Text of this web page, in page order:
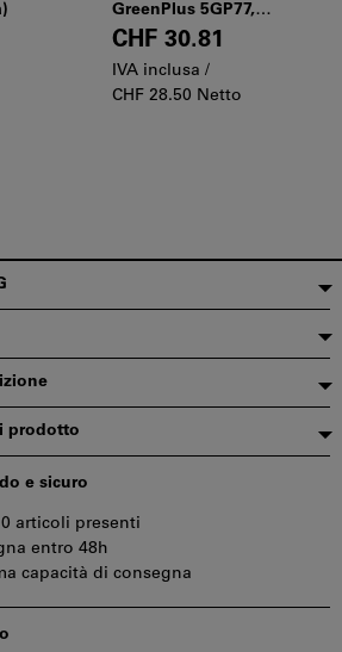
GreenPlus 5GP77,
Contenuto: 50ml
CHF 30.81
IVA inclusa /
CHF 28.50 Netto
prodotto
e sicuro
articoli presenti
entro 48h
capacità di consegna